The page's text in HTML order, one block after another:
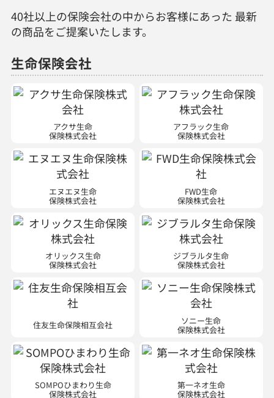
40社以上の保険会社の中からお客様にあった 最新
の商品をご提案いたします。
生命保険会社
アクサ生命
保険株式会社
アフラック生命
保険株式会社
エヌエヌ生命
保険株式会社
FWD生命
保険株式会社
オリックス生命
保険株式会社
ジブラルタ生命
保険株式会社
住友生命保険相互会社 ソニー生命
保険株式会社
SOMPOひまわり生命
保険株式会社
第一ネオ生命
保険株式会社